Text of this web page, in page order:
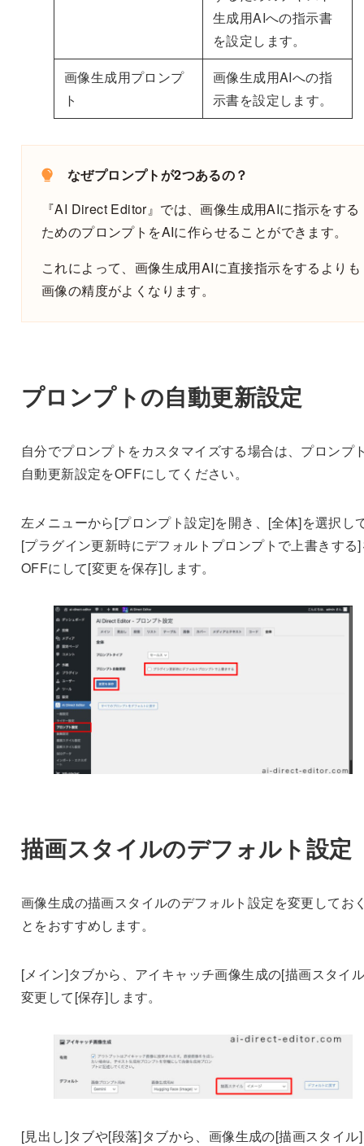
生成用AIへの指示書
を設定します。
画像生成用プロンプ
ト
画像生成用AIへの指
示書を設定します。
なぜプロンプトが2つあるの？
『AI Direct Editor』では、画像生成用AIに指示をする
ためのプロンプトをAIに作らせることができます。
これによって、画像生成用AIに直接指示をするよりも
画像の精度がよくなります。
プロンプトの自動更新設定
自分でプロンプトをカスタマイズする場合は、プロンプ
自動更新設定をOFFにしてください。
左メニューから[プロンプト設定]を開き、[全体]を選択し
[プラグイン更新時にデフォルトプロンプトで上書きする
OFFにして[変更を保存]します。
描画スタイルのデフォルト設定
画像生成の描画スタイルのデフォルト設定を変更してお
とをおすすめします。
[メイン]タブから、アイキャッチ画像生成の[描画スタイ
変更して[保存]します。
[見出し]タブや[段落]タブから、画像生成の[描画スタイル